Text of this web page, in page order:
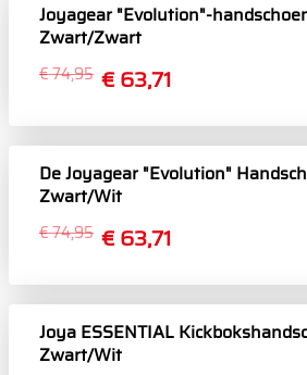
Joyagear "Evolution"-
Zwart/Zwart
€ 63,71
€ 74,95
De Joyagear "Evolution"
Zwart/Wit
€ 63,71
€ 74,95
Joya ESSENTIAL
Zwart/Wit